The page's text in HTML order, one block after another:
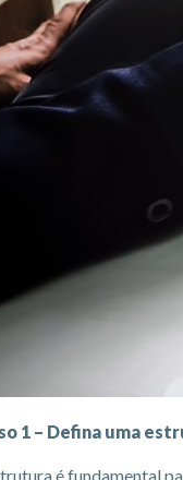
1 – Defina uma
é fundamental